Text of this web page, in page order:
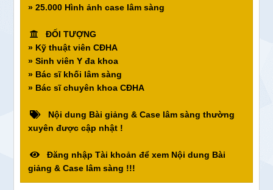
» 25.000 Hình ảnh case lâm sàng
ĐỐI TƯỢNG
» Kỹ thuật viên CĐHA
» Sinh viên Y đa khoa
» Bác sĩ khối lâm sàng
» Bác sĩ chuyên khoa CĐHA
Nội dung Bài giảng & Case lâm sàng thường
xuyên được cập nhật !
Đăng nhập Tài khoản để xem Nội dung Bài
giảng & Case lâm sàng !!!